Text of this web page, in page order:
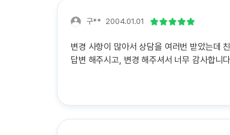
구** 2004.01.01
변경 사항이 많아서 상담을 여러번 받았는데
답변 해주시고, 변경 해주셔서 너무 감사합니